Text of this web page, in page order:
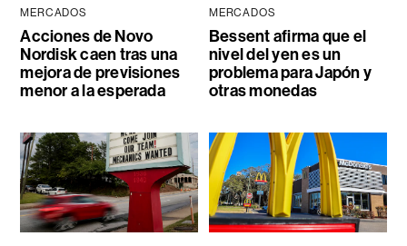
MERCADOS
Acciones de Novo
Nordisk caen tras una
mejora de previsiones
menor a la esperada
MERCADOS
Bessent afirma que el
nivel del yen es un
problema para Japón y
otras monedas